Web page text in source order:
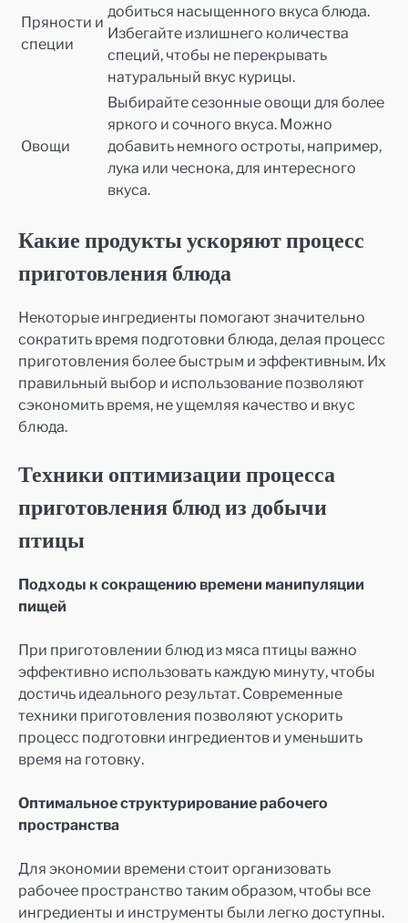
Пряности и
специи
добиться насыщенного вкуса блюда.
Избегайте излишнего количества
специй, чтобы не перекрывать
натуральный вкус курицы.
Овощи
Выбирайте сезонные овощи для более
яркого и сочного вкуса. Можно
добавить немного остроты, например,
лука или чеснока, для интересного
вкуса.
Какие продукты ускоряют процесс
приготовления блюда
Некоторые ингредиенты помогают значительно
сократить время подготовки блюда, делая процесс
приготовления более быстрым и эффективным. Их
правильный выбор и использование позволяют
сэкономить время, не ущемляя качество и вкус
блюда.
Техники оптимизации процесса
приготовления блюд из добычи
птицы
Подходы к сокращению времени манипуляции
пищей
При приготовлении блюд из мяса птицы важно
эффективно использовать каждую минуту, чтобы
достичь идеального результат. Современные
техники приготовления позволяют ускорить
процесс подготовки ингредиентов и уменьшить
время на готовку.
Оптимальное структурирование рабочего
пространства
Для экономии времени стоит организовать
рабочее пространство таким образом, чтобы все
ингредиенты и инструменты были легко доступны.